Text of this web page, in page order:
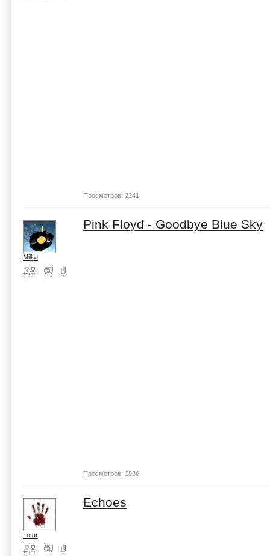
Просмотров: 2241
Milka
Pink Floyd - Goodbye Blue Sky
Просмотров: 1836
Lotar
Echoes